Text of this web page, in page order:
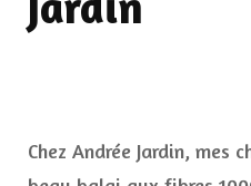
Chez Andrée Jardin, mes